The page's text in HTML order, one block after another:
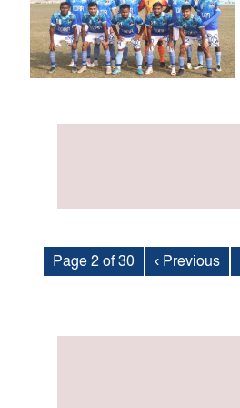
Page 2 of 30 ‹ Previous